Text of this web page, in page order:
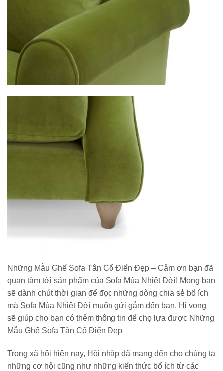
Những Mẫu Ghế Sofa Tân Cổ Điển Đẹp – Cảm ơn bạn đã
quan tâm tới sản phẩm của Sofa Mùa Nhiệt Đới! Mong bạn
sẽ dành chút thời gian để đọc những dòng chia sẻ bổ ích
mà Sofa Mùa Nhiệt Đới muốn gửi gắm đến bạn. Hi vọng
sẽ giúp cho bạn có thêm thông tin để chọ lựa được Những
Mẫu Ghế Sofa Tân Cổ Điển Đẹp
Trong xã hội hiện nay, Hội nhập đã mang đến cho chúng ta
những cơ hội cũng như những kiến thức bổ ích từ các